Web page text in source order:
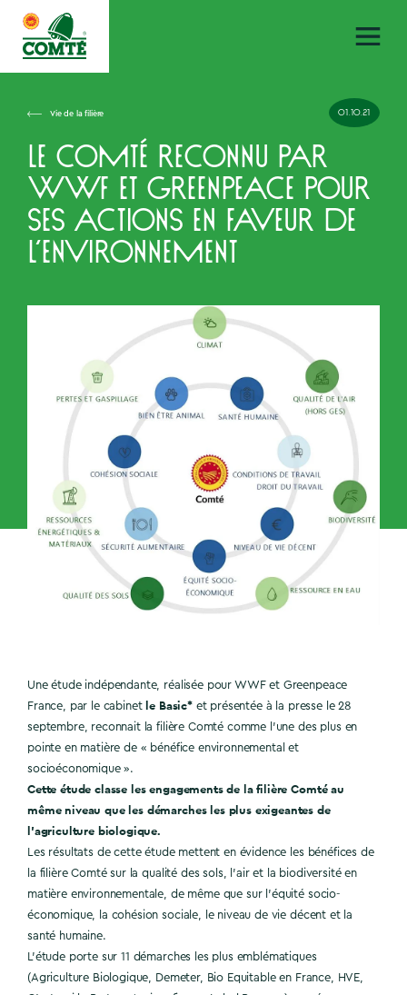
Vie de la filière 01.10.21
Le Comté reconnu par
WWF et Greenpeace pour
ses actions en faveur de
l’environnement
Une étude indépendante, réalisée pour WWF et Greenpeace
France, par le cabinet le Basic*et présentée à la presse le 28
septembre, reconnait la filière Comté comme l’une des plus en
pointe en matière de « bénéfice environnemental et
socioéconomique ».
Cette étude classe les engagements de la filière Comté au
même niveau que les démarches les plus exigeantes de
l’agriculture biologique.
Les résultats de cette étude mettent en évidence les bénéfices de
la filière Comté sur la qualité des sols, l’air et la biodiversité en
matière environnementale, de même que sur l’équité socio-
économique, la cohésion sociale, le niveau de vie décent et la
santé humaine.
L’étude porte sur 11 démarches les plus emblématiques
(Agriculture Biologique, Demeter, Bio Equitable en France, HVE,